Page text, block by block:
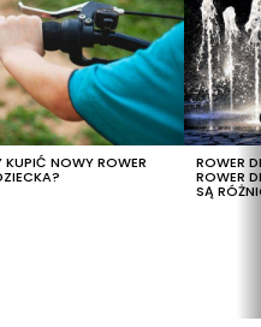
KUPIĆ NOWY ROWER ROWER
ROWER
SĄ